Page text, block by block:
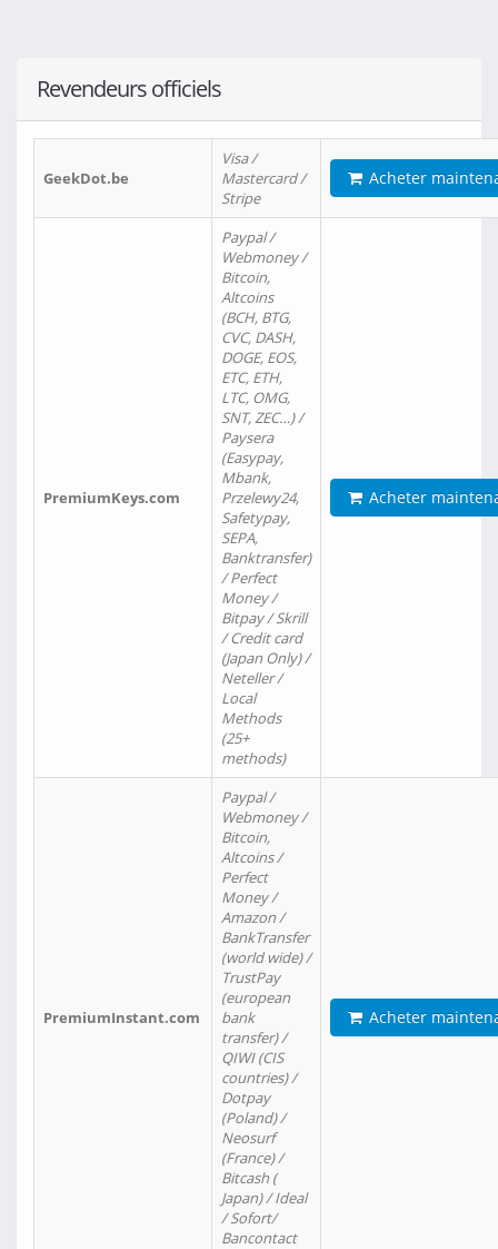
Revendeurs officiels
GeekDot.be
Visa /
Mastercard /
Stripe
Acheter
PremiumKeys.com
Paypal /
Webmoney /
Bitcoin,
Altcoins
(BCH, BTG,
CVC, DASH,
DOGE, EOS,
ETC, ETH,
LTC, OMG,
SNT, ZEC…) /
Paysera
(Easypay,
Mbank,
Przelewy24,
Safetypay,
SEPA,
Banktransfer)
/ Perfect
Money /
Bitpay / Skrill
/ Credit card
(Japan Only) /
Neteller /
Local
Methods
(25+
methods)
Acheter
PremiumInstant.com
Paypal /
Webmoney /
Bitcoin,
Altcoins /
Perfect
Money /
Amazon /
BankTransfer
(world wide) /
TrustPay
(european
bank
transfer) /
QIWI (CIS
countries) /
Dotpay
(Poland) /
Neosurf
(France) /
Bitcash (
Japan) / Ideal
/ Sofort/
Bancontact
Acheter